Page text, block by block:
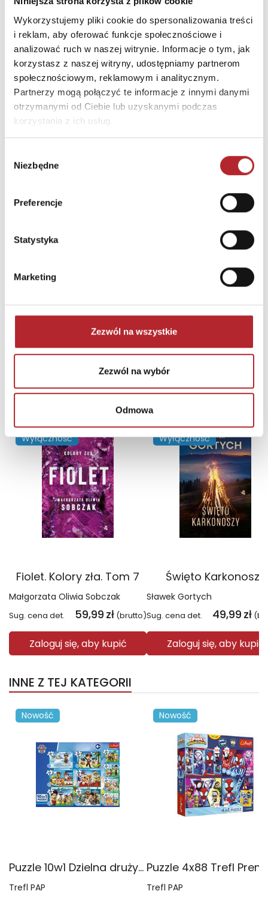
Wykorzystujemy pliki cookie do spersonalizowania treści
i reklam, aby oferować funkcje społecznościowe i
analizować ruch w naszej witrynie. Informacje o tym, jak
korzystasz z naszej witryny, udostępniamy partnerom
społecznościowym, reklamowym i analitycznym.
Partnerzy mogą połączyć te informacje z innymi danymi
otrzymanymi od Ciebie lub uzyskanymi podczas
korzystania z ich usług.
zgody
Niezbędne
Preferencje
Statystyka
Marketing
Zezwól na wszystkie
Zezwól na wybór
Odmowa
Kod pocztowy
31-263
Miasto
Kraków
E-mail
castor@castor.pl
INNI KLIENCI KUPOWALI
Bright Junior Media
(brutto)
Zaloguj się, aby kupić
NAJCZĘŚCIEJ KUPOWANE zobacz więcej
TOP 100
Wyłączność
Fiolet. Kolory zła. Tom 7
Małgorzata Oliwia Sobczak
Sug. cena det. 59,99 zł (brutto)
Zaloguj się, aby kupić
TOP 100
Wyłączność
Święto Karkonoszy
Sławek Gortych
Sug. cena det. 49,99 zł
Zaloguj się, aby kupić
INNE Z TEJ KATEGORII
Nowość
Puzzle 10w1 Dzielna drużyna Psiego Patrolu 96012
Trefl PAP
Nowość
Trefl PAP